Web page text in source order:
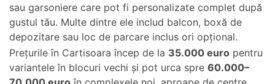
sau garsoniere care pot fi personalizate complet după
gustul tău. Multe dintre ele includ balcon, boxă de
depozitare sau loc de parcare inclus ori opțional.
Prețurile în Cartisoara încep de la 35.000 euro pentru
variantele în blocuri vechi și pot urca spre 60.000–